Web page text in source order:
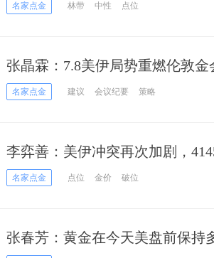
名家点金 林带 中性 点位
张晶霖：7.8美伊局势重燃伦敦
议！
名家点金 建议 会议纪要 策略
李弈善：美伊冲突再次加剧，
名家点金 点位 金价 破位
张春芳：黄金在今天美盘前保持